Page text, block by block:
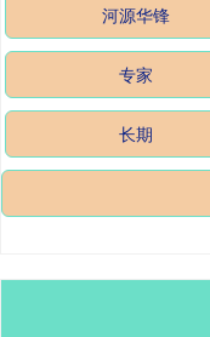
河源华锋
专家
长期